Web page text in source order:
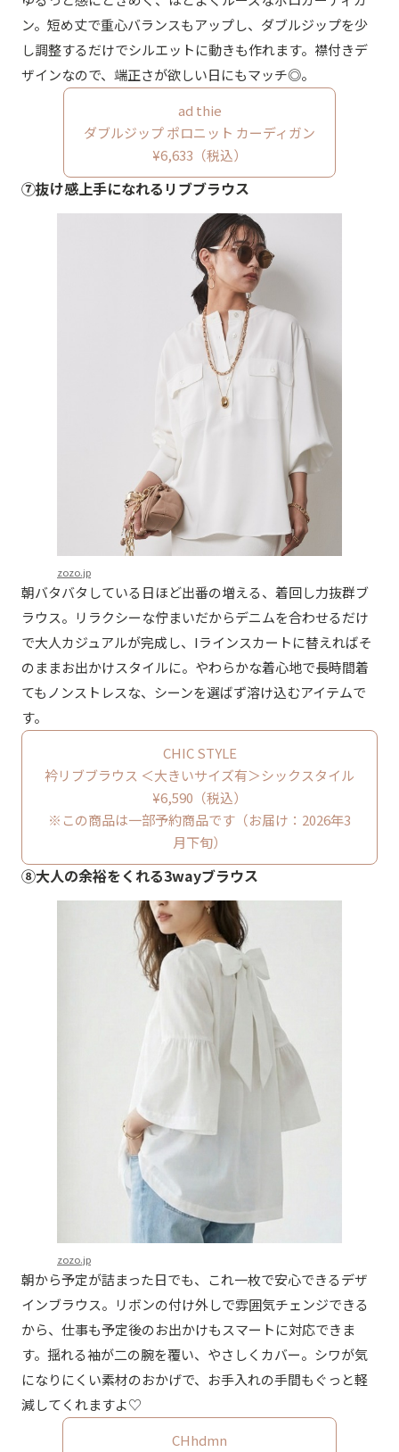
ン。短め丈で重心バランスもアップし、ダブルジップを少
し調整するだけでシルエットに動きも作れます。襟付きデ
ザインなので、端正さが欲しい日にもマッチ◎。
ad thie
ダブルジップ ポロニット カーディガン
¥6,633（税込）
⑦抜け感上手になれるリブブラウス
zozo.jp
朝バタバタしている日ほど出番の増える、着回し力抜群ブ
ラウス。リラクシーな佇まいだからデニムを合わせるだけ
で大人カジュアルが完成し、Iラインスカートに替えればそ
のままお出かけスタイルに。やわらかな着心地で長時間着
てもノンストレスな、シーンを選ばず溶け込むアイテムで
す。
CHIC STYLE
衿リブブラウス ＜大きいサイズ有＞シックスタイル
¥6,590（税込）
※この商品は一部予約商品です（お届け：2026年3
月下旬）
⑧大人の余裕をくれる3wayブラウス
zozo.jp
朝から予定が詰まった日でも、これ一枚で安心できるデザ
インブラウス。リボンの付け外しで雰囲気チェンジできる
から、仕事も予定後のお出かけもスマートに対応できま
す。揺れる袖が二の腕を覆い、やさしくカバー。シワが気
になりにくい素材のおかげで、お手入れの手間もぐっと軽
減してくれますよ♡
CHhdmn